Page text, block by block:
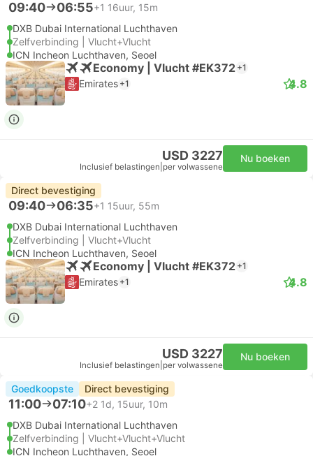
09:40 06:55+1 16uur, 15m
DXB Dubai International Luchthaven
Zelfverbinding | Vlucht+Vlucht
ICN Incheon Luchthaven, Seoel
Economy | Vlucht #EK372 +1
Emirates +1 4.8
USD 3227
Inclusief belastingen per volwassene
Nu boeken
Direct bevestiging
09:40 06:35+1 15uur, 55m
DXB Dubai International Luchthaven
Zelfverbinding | Vlucht+Vlucht
ICN Incheon Luchthaven, Seoel
Economy | Vlucht #EK372 +1
Emirates +1 4.8
USD 3227
Inclusief belastingen per volwassene
Nu boeken
Goedkoopste Direct bevestiging
11:00 07:10+2 1d, 15uur, 10m
DXB Dubai International Luchthaven
Zelfverbinding | Vlucht+Vlucht+Vlucht
ICN Incheon Luchthaven, Seoel